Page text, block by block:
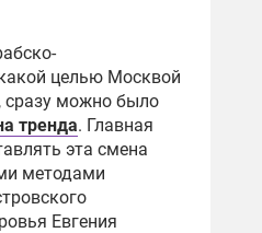
целью Москвой
сразу можно было
тренда. Главная
эта смена
методами
Евгения